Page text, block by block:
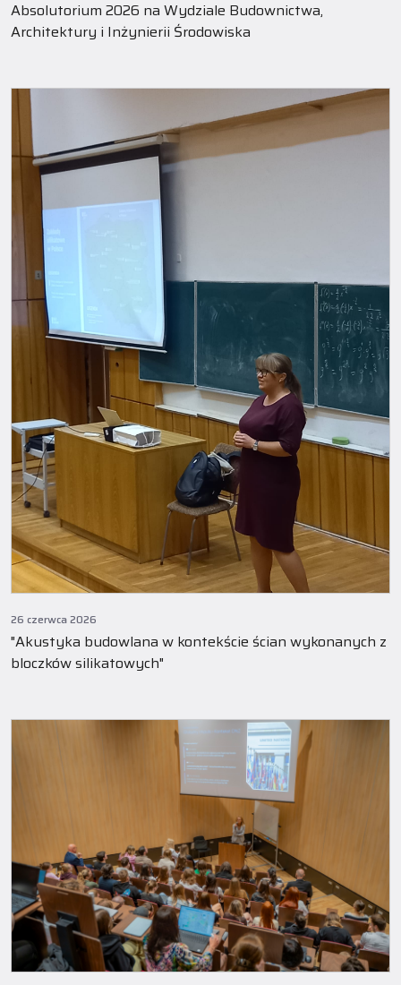
Absolutorium 2026 na Wydziale Budownictwa,
Architektury i Inżynierii Środowiska
26 czerwca 2026
"Akustyka budowlana w kontekście ścian wykonanych z
bloczków silikatowych"